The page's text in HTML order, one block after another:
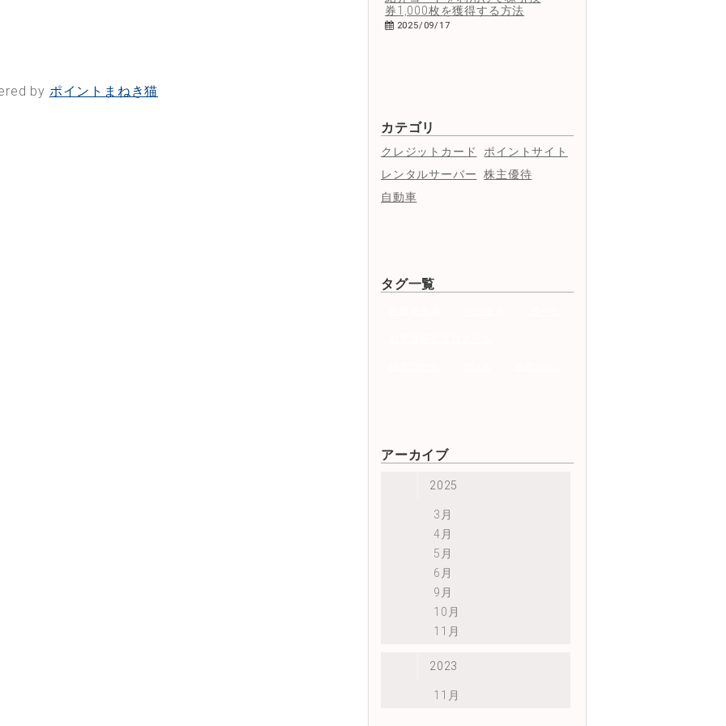
by ポイントまねき猫
券1,000枚を獲得する方法
2025/09/17
カテゴリ
クレジットカード
ポイントサイト
レンタルサーバー
株主優待
自動車
タグ一覧
アーカイブ
2025
3月
4月
5月
6月
9月
10月
11月
2023
11月